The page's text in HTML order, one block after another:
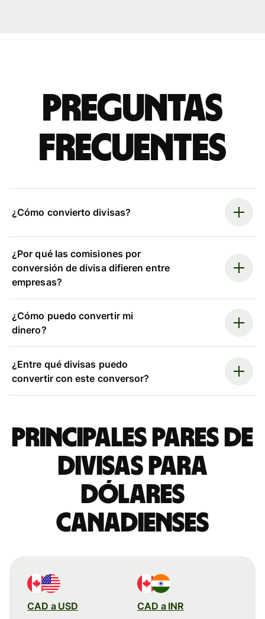
Preguntas
frecuentes
¿Cómo convierto divisas?
¿Por qué las comisiones por
conversión de divisa difieren entre
empresas?
¿Cómo puedo convertir mi
dinero?
¿Entre qué divisas puedo
convertir con este conversor?
Principales pares de
divisas para
dólares
canadienses
CAD a USD CAD a INR